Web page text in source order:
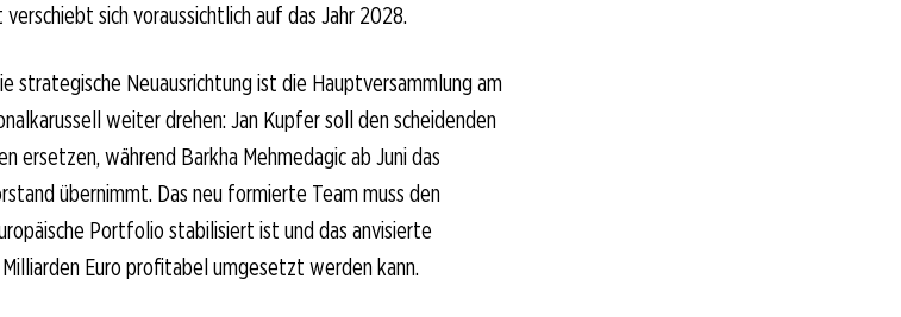
sich voraussichtlich auf das Jahr 2028.
strategische Neuausrichtung ist die Hauptversammlung am
weiter drehen: Jan Kupfer soll den scheidenden
ersetzen, während Barkha Mehmedagic ab Juni das
übernimmt. Das neu formierte Team muss den
Portfolio stabilisiert ist und das anvisierte
Euro profitabel umgesetzt werden kann.